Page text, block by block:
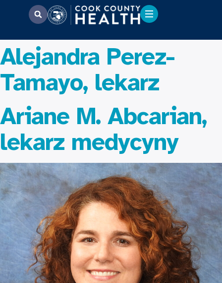
Alejandra Perez-
Tamayo, lekarz
Ariane M. Abcarian,
lekarz medycyny